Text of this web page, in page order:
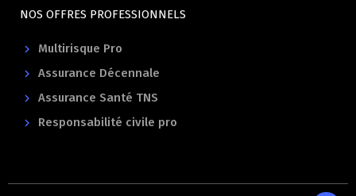
NOS OFFRES PROFESSIONNELS
Multirisque Pro
Assurance Décennale
Assurance Santé TNS
Responsabilité civile pro